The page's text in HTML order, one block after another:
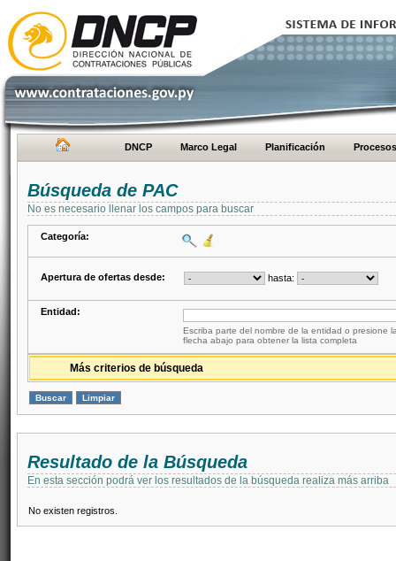
DNCP Marco Legal Planificación Procesos
Búsqueda de PAC
No es necesario llenar los campos para buscar
Categoría:
Apertura de ofertas desde: hasta:
Entidad:
Escriba parte del nombre de la entidad o presione
flecha abajo para obtener la lista completa
Más criterios de búsqueda
Resultado de la Búsqueda
En esta sección podrá ver los resultados de la búsqueda realiza más arriba
No existen registros.